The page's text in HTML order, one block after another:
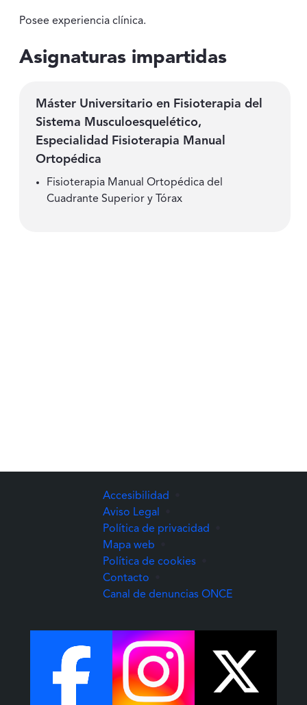
Posee experiencia clínica.
Asignaturas impartidas
Máster Universitario en Fisioterapia del
Sistema Musculoesquelético,
Especialidad Fisioterapia Manual
Ortopédica
Fisioterapia Manual Ortopédica del
Cuadrante Superior y Tórax
Accesibilidad
Aviso Legal
Política de privacidad
Mapa web
Política de cookies
Contacto
Canal de denuncias ONCE(Abre una